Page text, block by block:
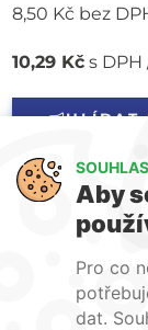
8,50 Kč bez
10,29 Kč s DPH
HLÍDAT
Aby
Pro co
dat.